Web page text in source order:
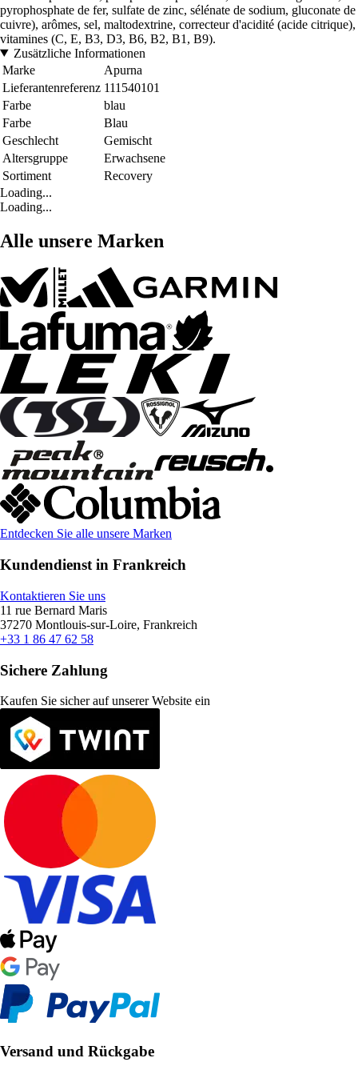
pyrophosphate de fer, sulfate de zinc, sélénate de sodium, gluconate de
cuivre), arômes, sel, maltodextrine, correcteur d'acidité (acide citrique),
vitamines (C, E, B3, D3, B6, B2, B1, B9).
Zusätzliche Informationen
Marke
Apurna
Lieferantenreferenz 111540101
Farbe
blau
Farbe
Blau
Geschlecht
Gemischt
Altersgruppe
Erwachsene
Sortiment
Recovery
Loading...
Loading...
Alle unsere Marken
Entdecken Sie alle unsere Marken
Kundendienst in Frankreich
Kontaktieren Sie uns
11 rue Bernard Maris
37270 Montlouis-sur-Loire, Frankreich
+33 1 86 47 62 58
Sichere Zahlung
Kaufen Sie sicher auf unserer Website ein
Versand und Rückgabe